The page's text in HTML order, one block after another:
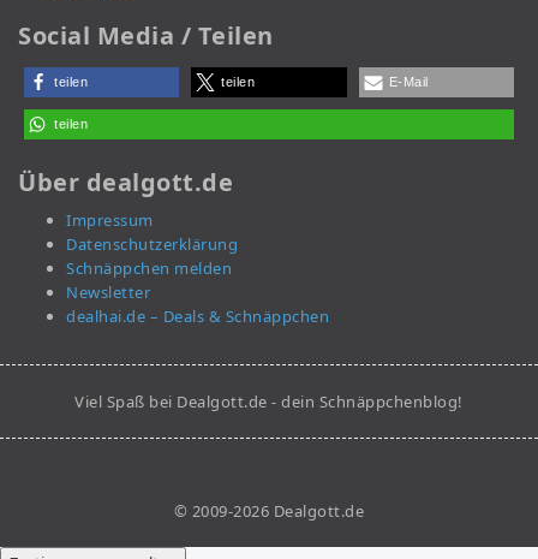
Social Media / Teilen
teilen teilen E-Mail
teilen
Über dealgott.de
Impressum
Datenschutzerklärung
Schnäppchen melden
Newsletter
dealhai.de – Deals & Schnäppchen
Viel Spaß bei Dealgott.de - dein Schnäppchenblog!
© 2009-2026 Dealgott.de